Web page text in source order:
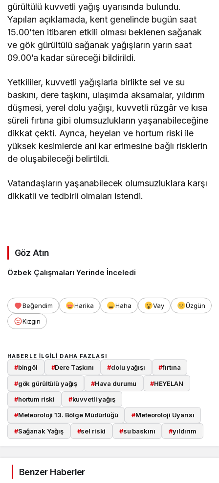
gürültülü kuvvetli yağış uyarısında bulundu.
Yapılan açıklamada, kent genelinde bugün saat
15.00’ten itibaren etkili olması beklenen sağanak
ve gök gürültülü sağanak yağışların yarın saat
09.00’a kadar süreceği bildirildi.
Yetkililer, kuvvetli yağışlarla birlikte sel ve su
baskını, dere taşkını, ulaşımda aksamalar, yıldırım
düşmesi, yerel dolu yağışı, kuvvetli rüzgâr ve kısa
süreli fırtına gibi olumsuzlukların yaşanabileceğine
dikkat çekti. Ayrıca, heyelan ve hortum riski ile
yüksek kesimlerde ani kar erimesine bağlı risklerin
de oluşabileceği belirtildi.
Vatandaşların yaşanabilecek olumsuzluklara karşı
dikkatli ve tedbirli olmaları istendi.
Göz Atın
Özbek Çalışmaları Yerinde İnceledi
Beğendim Harika Haha Vay
Üzgün
Kızgın
HABERLE ILGILI DAHA FAZLASI
#bingöl #Dere Taşkını #dolu yağışı #fırtına
#gök gürültülü yağış #Hava durumu #HEYELAN
#hortum riski #kuvvetli yağış
#Meteoroloji 13. Bölge Müdürlüğü #Meteoroloji Uyarısı
#Sağanak Yağış #sel riski #su baskını #yıldırım
Benzer Haberler